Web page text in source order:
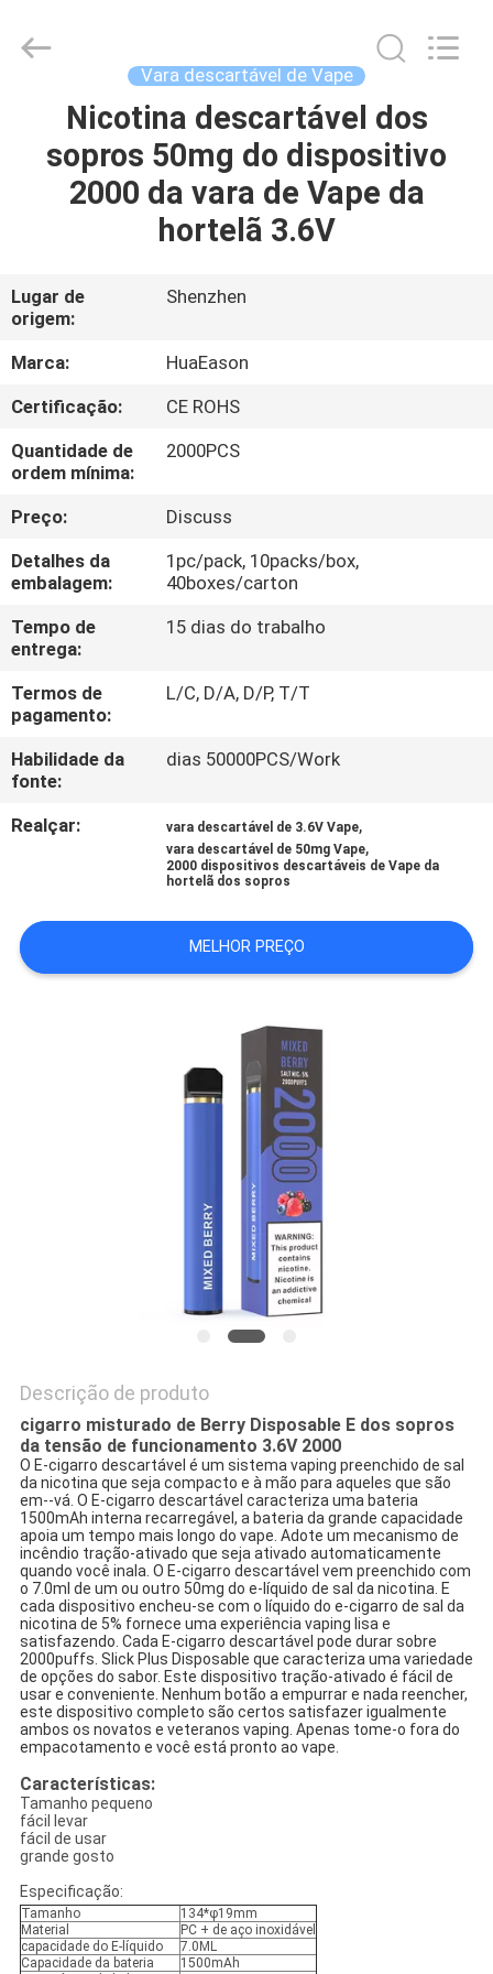
CASA
PRODUTOS
SOBRE
NÓS
EXCURSÃO
DA
FÁBRICA
CONTROLE
DA
QUALIDADE
PEÇA
UMAS
SITE
fornecedor.
Copyright
Technology
Vara descartável de Vape
Nicotina descartável dos
sopros 50mg do dispositivo
2000 da vara de Vape da
hortelã 3.6V
Lugar de
origem:
Shenzhen
Marca:
HuaEason
Certificação:
CE ROHS
Quantidade de
ordem mínima:
2000PCS
Preço:
Discuss
Detalhes da
embalagem:
1pc/pack, 10packs/box,
40boxes/carton
Tempo de
entrega:
15 dias do trabalho
Termos de
pagamento:
L/C, D/A, D/P, T/T
Habilidade da
fonte:
dias 50000PCS/Work
Realçar: vara descartável de 3.6V Vape,
vara descartável de 50mg Vape,
2000 dispositivos descartáveis de Vape da
hortelã dos sopros
MELHOR PREÇO
Descrição de produto
cigarro misturado de Berry Disposable E dos sopros
da tensão de funcionamento 3.6V 2000
O E-cigarro descartável é um sistema vaping preenchido de sal
da nicotina que seja compacto e à mão para aqueles que são
em--vá. O E-cigarro descartável caracteriza uma bateria
1500mAh interna recarregável, a bateria da grande capacidade
apoia um tempo mais longo do vape. Adote um mecanismo de
incêndio tração-ativado que seja ativado automaticamente
quando você inala. O E-cigarro descartável vem preenchido com
o 7.0ml de um ou outro 50mg do e-líquido de sal da nicotina. E
cada dispositivo encheu-se com o líquido do e-cigarro de sal da
nicotina de 5% fornece uma experiência vaping lisa e
satisfazendo. Cada E-cigarro descartável pode durar sobre
2000puffs. Slick Plus Disposable que caracteriza uma variedade
de opções do sabor. Este dispositivo tração-ativado é fácil de
usar e conveniente. Nenhum botão a empurrar e nada reencher,
este dispositivo completo são certos satisfazer igualmente
ambos os novatos e veteranos vaping. Apenas tome-o fora do
empacotamento e você está pronto ao vape.
Características:
Tamanho pequeno
fácil levar
fácil de usar
grande gosto
Especificação:
Tamanho
134*φ19mm
Material
PC + de aço inoxidável
capacidade do E-líquido
7.0ML
Capacidade da bateria
1500mAh